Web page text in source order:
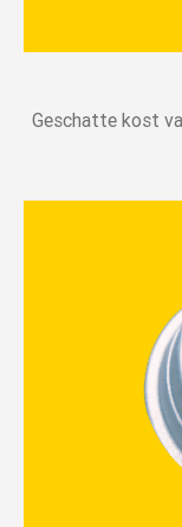
Geschatte kost